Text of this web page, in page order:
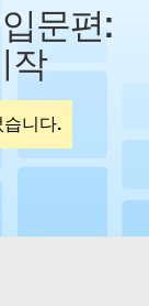
문편:
작
니다.